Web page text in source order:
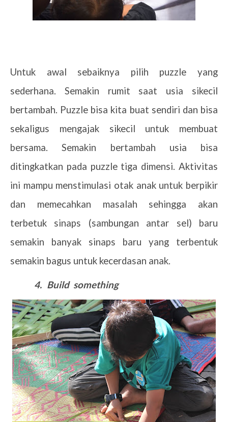
Untuk awal sebaiknya pilih puzzle yang
sederhana. Semakin rumit saat usia sikecil
bertambah. Puzzle bisa kita buat sendiri dan bisa
sekaligus mengajak sikecil untuk membuat
bersama. Semakin bertambah usia bisa
ditingkatkan pada puzzle tiga dimensi. Aktivitas
ini mampu menstimulasi otak anak untuk berpikir
dan memecahkan masalah sehingga akan
terbetuk sinaps (sambungan antar sel) baru
semakin banyak sinaps baru yang terbentuk
semakin bagus untuk kecerdasan anak.
4. Build something